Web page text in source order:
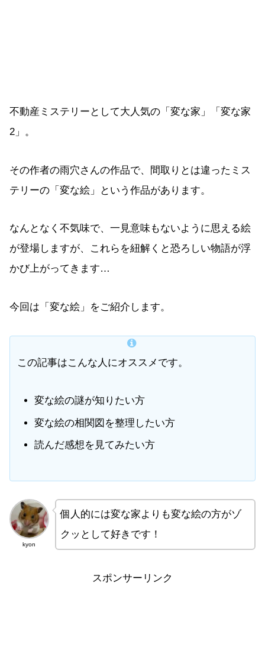
不動産ミステリーとして大人気の「変な家」「変な家
2」。
その作者の雨穴さんの作品で、間取りとは違ったミス
テリーの「変な絵」という作品があります。
なんとなく不気味で、一見意味もないように思える絵
が登場しますが、これらを紐解くと恐ろしい物語が浮
かび上がってきます…
今回は「変な絵」をご紹介します。
この記事はこんな人にオススメです。
変な絵の謎が知りたい方
変な絵の相関図を整理したい方
読んだ感想を見てみたい方
kyon
個人的には変な家よりも変な絵の方がゾ
クッとして好きです！
スポンサーリンク